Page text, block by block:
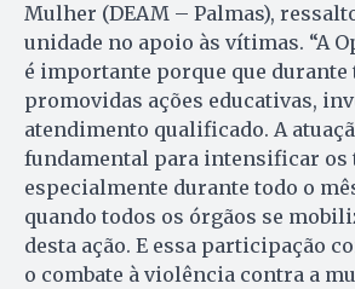
Mulher (DEAM – Palmas),
unidade no apoio às vítimas. “A
é importante porque que durante
promovidas ações educativas,
atendimento qualificado. A
fundamental para intensificar os
especialmente durante todo o
quando todos os órgãos se
desta ação. E essa participação
o combate à violência contra a